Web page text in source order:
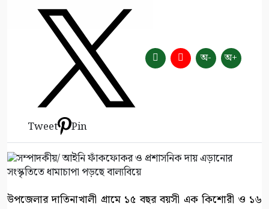
Tweet Pin
অ- অ+
উপজেলার দাতিনাখালী গ্রামে ১৫ বছর বয়সী এক কিশোরী ও ১৬